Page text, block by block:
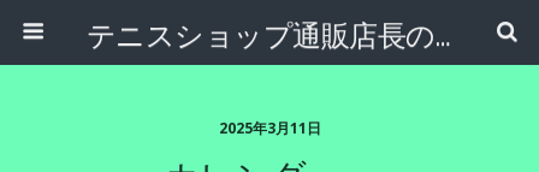
テニスショップ通販店長のブログ＠テニスショップLAFINO 西山克久
2025年3月11日